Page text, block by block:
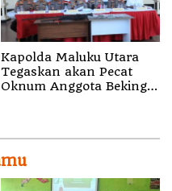
Kapolda Maluku Utara
Tegaskan akan Pecat
Oknum Anggota Bekingi